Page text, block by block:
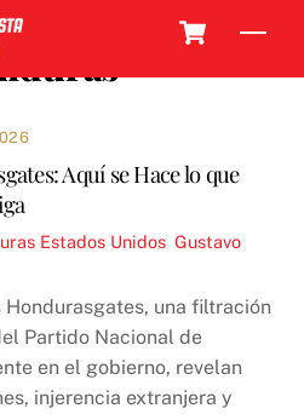
Aquí se Hace lo que
Estados Unidos ,Gustavo
Hondurasgates, una filtración
Partido Nacional de
en el gobierno, revelan
injerencia extranjera y